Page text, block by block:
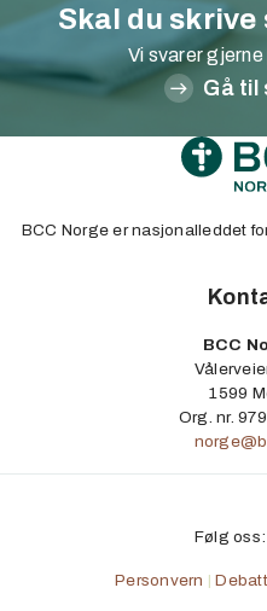
Skal du
Vi svarer gjerne
Gå til
BCC Norge er nasjonalleddet
BCC
1599
Org. nr.
norge@
Personvern |
Følg oss: